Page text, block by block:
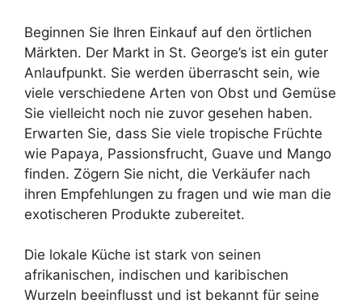
Beginnen Sie Ihren Einkauf auf den örtlichen
Märkten. Der Markt in St. George’s ist ein guter
Anlaufpunkt. Sie werden überrascht sein, wie
viele verschiedene Arten von Obst und Gemüse
Sie vielleicht noch nie zuvor gesehen haben.
Erwarten Sie, dass Sie viele tropische Früchte
wie Papaya, Passionsfrucht, Guave und Mango
finden. Zögern Sie nicht, die Verkäufer nach
ihren Empfehlungen zu fragen und wie man die
exotischeren Produkte zubereitet.
Die lokale Küche ist stark von seinen
afrikanischen, indischen und karibischen
Wurzeln beeinflusst und ist bekannt für seine